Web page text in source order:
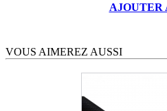
AJOUTER
VOUS AIMEREZ AUSSI